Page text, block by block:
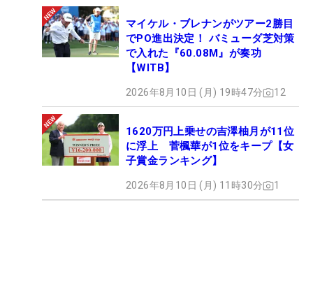
マイケル・ブレナンがツアー2勝目
でPO進出決定！ バミューダ芝対策
で入れた『60.08M』が奏功
【WITB】
2026年8月10日 (月) 19時47分 12
1620万円上乗せの吉澤柚月が11位
に浮上 菅楓華が1位をキープ【女
子賞金ランキング】
2026年8月10日 (月) 11時30分 1